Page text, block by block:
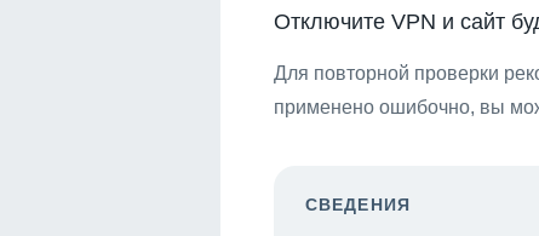
Отключите VPN и сайт
Для повторной проверки
применено ошибочно, вы
СВЕДЕНИЯ